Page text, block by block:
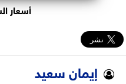
أسعار
إيمان سعيد